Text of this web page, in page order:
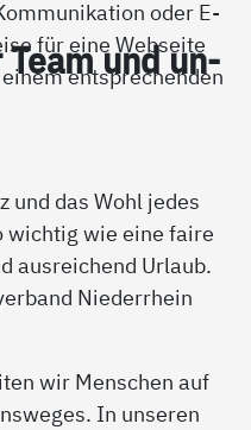
Team und un­
und das Wohl jedes
wichtig wie eine faire
ausreichend Urlaub.
Niederrhein
wir Menschen auf
In unseren